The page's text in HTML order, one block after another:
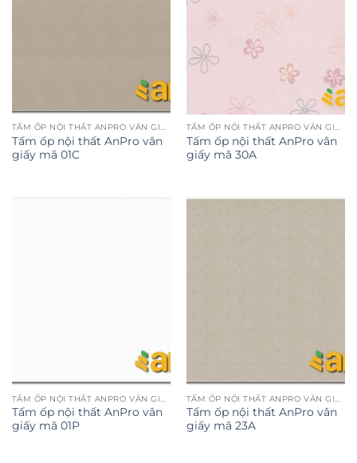
TẤM ỐP NỘI THẤT ANPRO VÂN GIẤY
Tấm ốp nội thất AnPro vân
giấy mã 01C
TẤM ỐP NỘI THẤT ANPRO VÂN GIẤY
Tấm ốp nội thất AnPro vân
giấy mã 30A
TẤM ỐP NỘI THẤT ANPRO VÂN GIẤY
Tấm ốp nội thất AnPro vân
giấy mã 01P
TẤM ỐP NỘI THẤT ANPRO VÂN GIẤY
Tấm ốp nội thất AnPro vân
giấy mã 23A